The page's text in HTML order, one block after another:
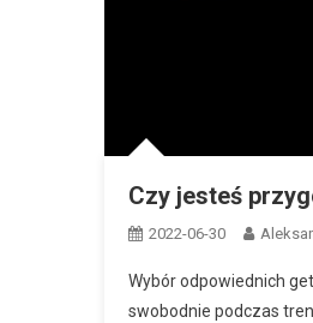
Czy jesteś
2022-06-30
Wybór odpowiednich
swobodnie podczas